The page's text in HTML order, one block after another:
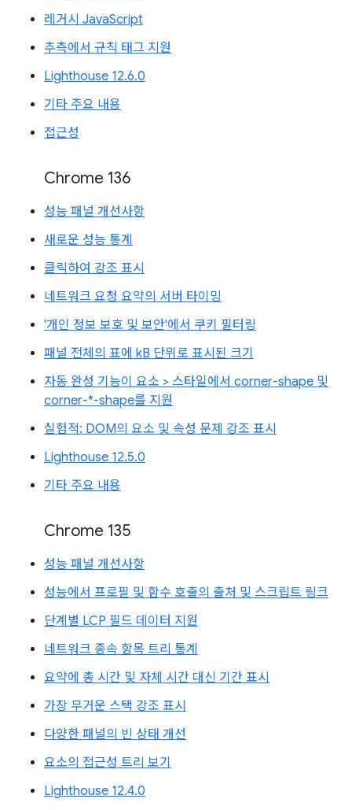
레거시 JavaScript
추측에서 규칙 태그 지원
Lighthouse 12.6.0
기타 주요 내용
접근성
Chrome 136
성능 패널 개선사항
새로운 성능 통계
클릭하여 강조 표시
네트워크 요청 요약의 서버 타이밍
'개인 정보 보호 및 보안'에서 쿠키 필터링
패널 전체의 표에 kB 단위로 표시된 크기
자동 완성 기능이 요소 > 스타일에서 corner-shape 및
corner-*-shape를 지원
실험적: DOM의 요소 및 속성 문제 강조 표시
Lighthouse 12.5.0
기타 주요 내용
Chrome 135
성능 패널 개선사항
성능에서 프로필 및 함수 호출의 출처 및 스크립트 링크
단계별 LCP 필드 데이터 지원
네트워크 종속 항목 트리 통계
요약에 총 시간 및 자체 시간 대신 기간 표시
가장 무거운 스택 강조 표시
다양한 패널의 빈 상태 개선
요소의 접근성 트리 보기
Lighthouse 12.4.0